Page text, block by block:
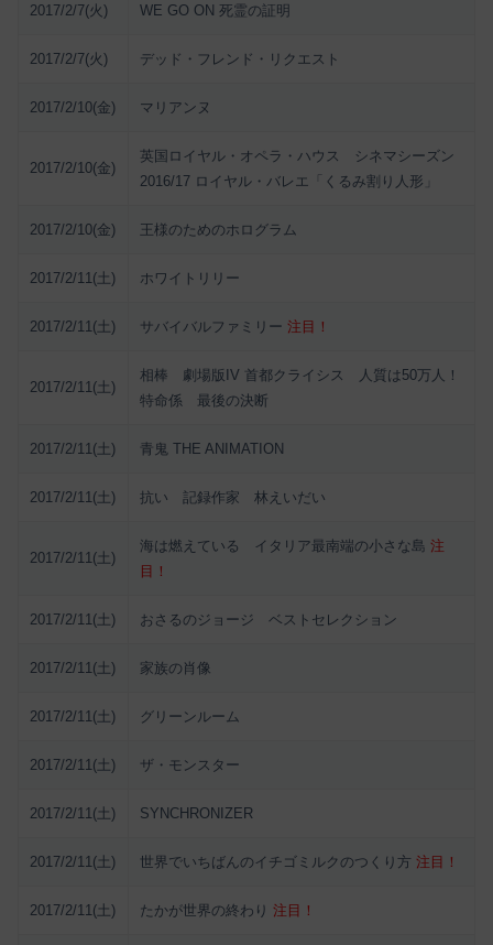
2017/2/7(火) WE GO ON 死霊の証明
2017/2/7(火) デッド・フレンド・リクエスト
2017/2/10(金) マリアンヌ
2017/2/10(金)
英国ロイヤル・オペラ・ハウス シネマシーズン
2016/17 ロイヤル・バレエ「くるみ割り人形」
2017/2/10(金) 王様のためのホログラム
2017/2/11(土) ホワイトリリー
2017/2/11(土) サバイバルファミリー注目！
2017/2/11(土)
相棒 劇場版IV 首都クライシス 人質は50万人！
特命係 最後の決断
2017/2/11(土) 青鬼 THE ANIMATION
2017/2/11(土) 抗い 記録作家 林えいだい
2017/2/11(土)
海は燃えている イタリア最南端の小さな島注
目！
2017/2/11(土) おさるのジョージ ベストセレクション
2017/2/11(土) 家族の肖像
2017/2/11(土) グリーンルーム
2017/2/11(土) ザ・モンスター
2017/2/11(土) SYNCHRONIZER
2017/2/11(土) 世界でいちばんのイチゴミルクのつくり方注目！
2017/2/11(土) たかが世界の終わり注目！